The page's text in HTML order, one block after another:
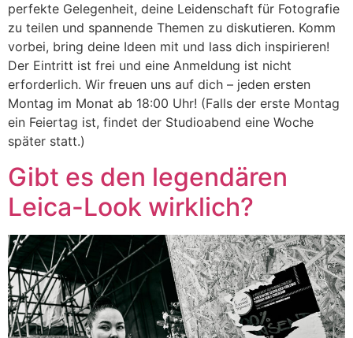
perfekte Gelegenheit, deine Leidenschaft für Fotografie
zu teilen und spannende Themen zu diskutieren. Komm
vorbei, bring deine Ideen mit und lass dich inspirieren!
Der Eintritt ist frei und eine Anmeldung ist nicht
erforderlich. Wir freuen uns auf dich – jeden ersten
Montag im Monat ab 18:00 Uhr! (Falls der erste Montag
ein Feiertag ist, findet der Studioabend eine Woche
später statt.)
Gibt es den legendären
Leica-Look wirklich?​